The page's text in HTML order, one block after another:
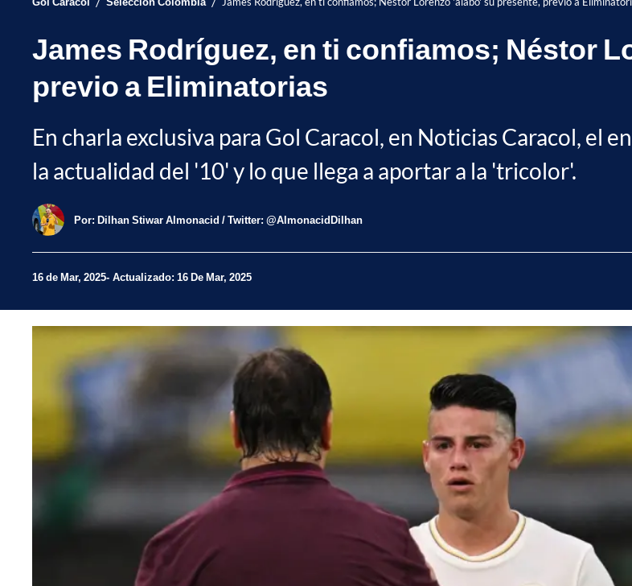
James Rodríguez, en ti confiamos; Néstor
previo a Eliminatorias
En charla exclusiva para Gol Caracol, en Noticias Caracol, el
la actualidad del '10' y lo que llega a aportar a la 'tricolor'.
Por: Dilhan Stiwar Almonacid / Twitter: @AlmonacidDilhan
16 de Mar, 2025 Actualizado: 16 De Mar, 2025